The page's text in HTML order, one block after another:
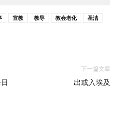
宣教 教导 教会老化
圣洁
下一篇文章
出或入埃及